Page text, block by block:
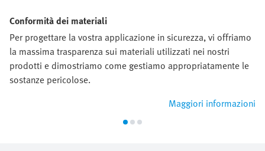
Conformità dei materiali
Per progettare la vostra applicazione in sicurezza, vi offriamo
la massima trasparenza sui materiali utilizzati nei nostri
prodotti e dimostriamo come gestiamo appropriatamente le
sostanze pericolose.
Maggiori informazioni